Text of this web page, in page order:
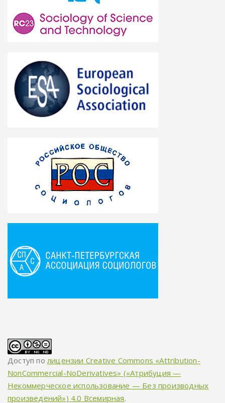
Доступ полицензии Creative Commons «Attribution-
NonCommercial-NoDerivatives» («Атрибуция —
Некоммерческое использование — Без производных
произведений») 4.0 Всемирная.